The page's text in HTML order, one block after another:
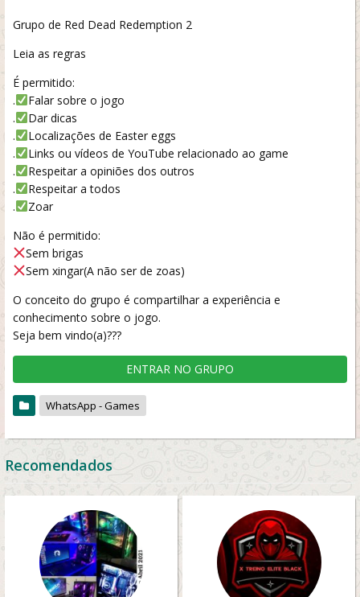
Grupo de Red Dead Redemption 2
Leia as regras
É permitido:
.
Falar sobre o jogo
.
Dar dicas
.
Localizações de Easter eggs
.
Links ou vídeos de YouTube relacionado ao game
.
Respeitar a opiniões dos outros
.
Respeitar a todos
.
Zoar
Não é permitido:
Sem brigas
Sem xingar(A não ser de zoas)
O conceito do grupo é compartilhar a experiência e
conhecimento sobre o jogo.
Seja bem vindo(a)???
ENTRAR NO GRUPO
WhatsApp - Games
Recomendados